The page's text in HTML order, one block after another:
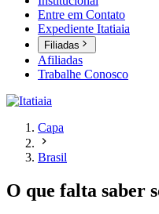
Entre em Contato
Expediente Itatiaia
Filiadas
Afiliadas
Trabalhe Conosco
Capa
Brasil
O que falta saber